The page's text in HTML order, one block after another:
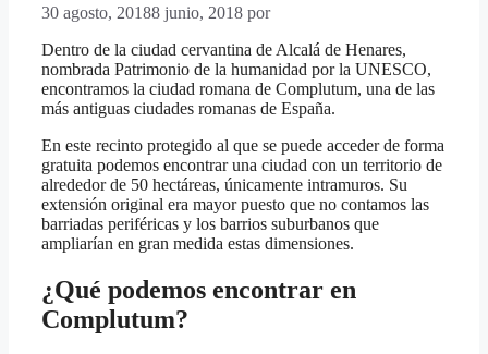
30 agosto, 20188 junio, 2018 por
Dentro de la ciudad cervantina de Alcalá de Henares,
nombrada Patrimonio de la humanidad por la UNESCO,
encontramos la ciudad romana de Complutum, una de las
más antiguas ciudades romanas de España.
En este recinto protegido al que se puede acceder de forma
gratuita podemos encontrar una ciudad con un territorio de
alrededor de 50 hectáreas, únicamente intramuros. Su
extensión original era mayor puesto que no contamos las
barriadas periféricas y los barrios suburbanos que
ampliarían en gran medida estas dimensiones.
¿Qué podemos encontrar en
Complutum?